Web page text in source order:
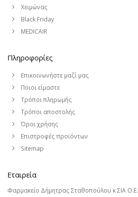
Χειμώνας
Black Friday
MEDICAIR
Πληροφορίες
Επικοινωνήστε μαζί μας
Ποιοι είμαστε
Τρόποι πληρωμής
Τρόποι αποστολής
Όροι χρήσης
Επιστροφές προϊόντων
Sitemap
Εταιρεία
Φαρμακείο Δήμητρας Σταθοπούλου κ ΣΙΑ Ο.Ε.